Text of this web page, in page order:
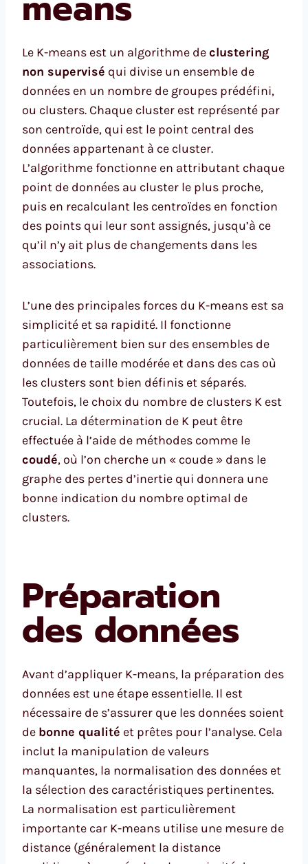
Le K-means est un algorithme declustering
non supervisé qui divise un ensemble de
données en un nombre de groupes prédéfini,
ou clusters. Chaque cluster est représenté par
son centroïde, qui est le point central des
données appartenant à ce cluster.
L’algorithme fonctionne en attributant chaque
point de données au cluster le plus proche,
puis en recalculant les centroïdes en fonction
des points qui leur sont assignés, jusqu’à ce
qu’il n’y ait plus de changements dans les
associations.
L’une des principales forces du K-means est sa
simplicité et sa rapidité. Il fonctionne
particulièrement bien sur des ensembles de
données de taille modérée et dans des cas où
les clusters sont bien définis et séparés.
Toutefois, le choix du nombre de clusters K est
crucial. La détermination de K peut être
effectuée à l’aide de méthodes comme le
coudé, où l’on cherche un « coude » dans le
graphe des pertes d’inertie qui donnera une
bonne indication du nombre optimal de
clusters.
Préparation
des données
Avant d’appliquer K-means, la préparation des
données est une étape essentielle. Il est
nécessaire de s’assurer que les données soient
de bonne qualité et prêtes pour l’analyse. Cela
inclut la manipulation de valeurs
manquantes, la normalisation des données et
la sélection des caractéristiques pertinentes.
La normalisation est particulièrement
importante car K-means utilise une mesure de
distance (généralement la distance